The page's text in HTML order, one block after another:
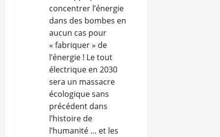
concentrer l’énergie
dans des bombes en
aucun cas pour
« fabriquer » de
l’énergie ! Le tout
électrique en 2030
sera un massacre
écologique sans
précédent dans
l’histoire de
l’humanité … et les